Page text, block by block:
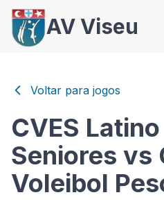
AV Viseu
Voltar para jogos
CVES
Seniores vs
Voleibol